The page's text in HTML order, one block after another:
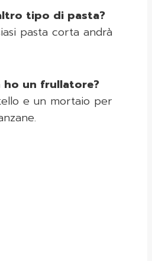
tipo di pasta?
pasta corta andrà
ho un frullatore?
e un mortaio per